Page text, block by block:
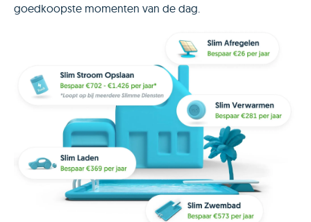
goedkoopste momenten van de dag.